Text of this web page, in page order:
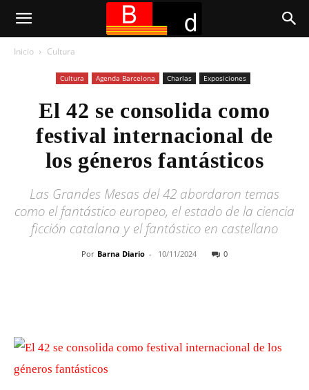
Inicio Cultura
Cultura Agenda Barcelona Charlas Exposiciones
El 42 se consolida como
festival internacional de
los géneros fantásticos
Las Grandes Mesas del 42 abordaron temas
como el fantástico europeo, el estado de la ciencia
ficción catalana y el fantástico en castellano
Por Barna Diario - 10/11/2024 0